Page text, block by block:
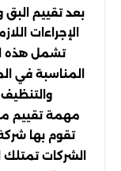
بعد تقييم البق
الإجراءات
تشمل هذه
المناسبة في
مهمة تقييم
تقوم بها
الشركات تمتلك